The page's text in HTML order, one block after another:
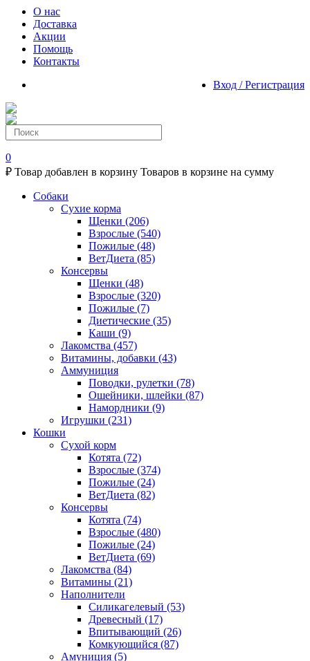
О нас
Доставка
Акции
Помощь
Контакты
Вход / Регистрация
0
₽ Товар добавлен в корзину Товаров в корзине на сумму
Собаки
Сухие корма
Щенки (206)
Взрослые (540)
Пожилые (48)
ВетДиета (85)
Консервы
Щенки (48)
Взрослые (320)
Пожилые (7)
Диетические (35)
Каши (9)
Лакомства (457)
Витамины, добавки (43)
Аммуниция
Поводки, рулетки (78)
Ошейники, шлейки (87)
Намордники (9)
Игрушки (231)
Кошки
Сухой корм
Котята (72)
Взрослые (374)
Пожилые (24)
ВетДиета (82)
Консервы
Котята (74)
Взрослые (480)
Пожилые (24)
ВетДиета (69)
Лакомства (84)
Витамины (21)
Наполнители
Силикагелевый (53)
Древесный (17)
Впитывающий (26)
Комкующийся (87)
Амуниция (5)